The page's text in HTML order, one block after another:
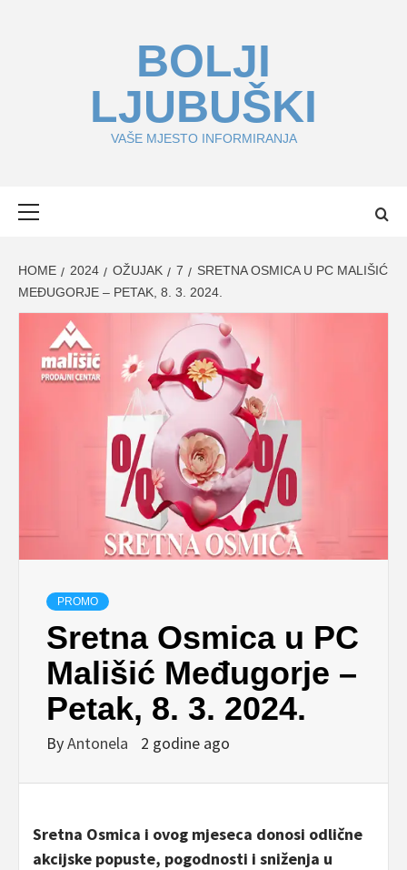
BOLJI
LJUBUŠKI
VAŠE MJESTO INFORMIRANJA
HOME 2024 OŽUJAK 7
SRETNA OSMICA U PC MALIŠIĆ
MEĐUGORJE – PETAK, 8. 3. 2024.
PROMO
Sretna Osmica u PC
Mališić Međugorje –
Petak, 8. 3. 2024.
ByAntonela 2 godine ago
Sretna Osmica i ovog mjeseca donosi odlične
akcijske popuste, pogodnosti i sniženja u